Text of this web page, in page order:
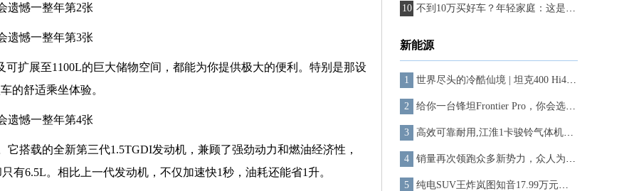
可扩展至1100L的巨大储物空间，都能为你提供极大的便利。特别是那设
的舒适乘坐体验。
搭载的全新第三代1.5TGDI发动机，兼顾了强劲动力和燃油经济性，
有6.5L。相比上一代发动机，不仅加速快1秒，油耗还能省1升。
不到10万买好车？年轻家庭：这是实用纯电SUV该有的样子
新能源
世界尽头的冷酷仙境 | 坦克400 Hi4-T历史性首次自驾乔戈里
给你一台锋坦Frontier Pro，你会选择燃油版 or PHEV？
高效可靠耐用,江淮1卡骏铃气体机成为降本增效新选择
销量再次领跑众多新势力，众人为何“闭眼入”问界新M7？
纯电SUV王炸岚图知音17.99万元起售！Model Y再也不香了